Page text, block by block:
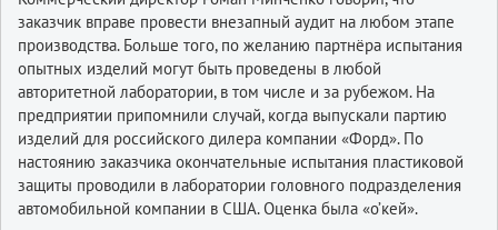
заказчик вправе провести внезапный аудит на любом этапе
производства. Больше того, по желанию партнёра испытания
опытных изделий могут быть проведены в любой
авторитетной лаборатории, в том числе и за рубежом. На
предприятии припомнили случай, когда выпускали партию
изделий для российского дилера компании «Форд». По
настоянию заказчика окончательные испытания пластиковой
защиты проводили в лаборатории головного подразделения
автомобильной компании в США. Оценка была «о’кей».